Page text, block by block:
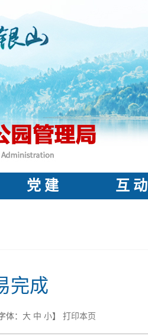
党 建 互 动
完成
体： 大 中 小】 打印本页